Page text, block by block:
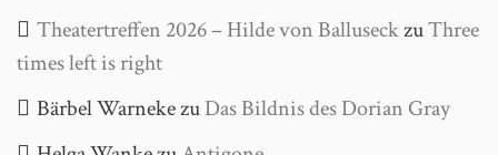
Theatertreffen 2026 – Hilde von BalluseckzuThree
times left is right
Bärbel WarnekezuDas Bildnis des Dorian Gray